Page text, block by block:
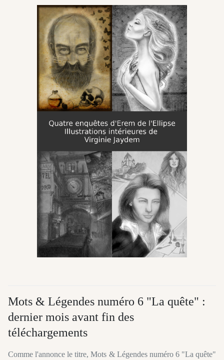
Mots & Légendes numéro 6 "La quête" :
dernier mois avant fin des
téléchargements
Comme l'annonce le titre, Mots & Légendes numéro 6 "La quête"